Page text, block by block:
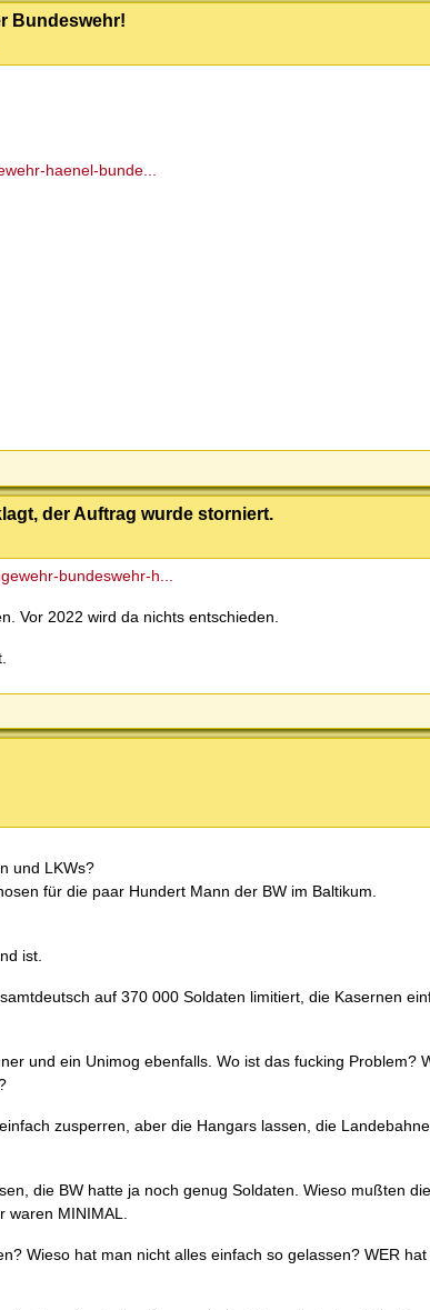
Bundeswehr!
haenel-bunde...
der Auftrag wurde storniert.
bundeswehr-h...
Vor 2022 wird da nichts entschieden.
und LKWs?
für die paar Hundert Mann der BW im Baltikum.
ist.
auf 370 000 Soldaten limitiert, die Kasernen
und ein Unimog ebenfalls. Wo ist das fucking Problem?
zusperren, aber die Hangars lassen, die
die BW hatte ja noch genug Soldaten. Wieso mußten
waren MINIMAL.
Wieso hat man nicht alles einfach so gelassen? WER hat